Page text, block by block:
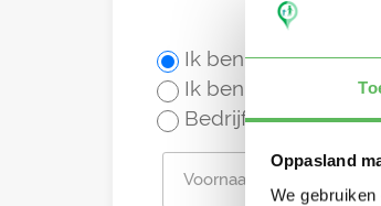
Oppasland
We
Ik ben een oppas
Ik ben een
Bedrijf of